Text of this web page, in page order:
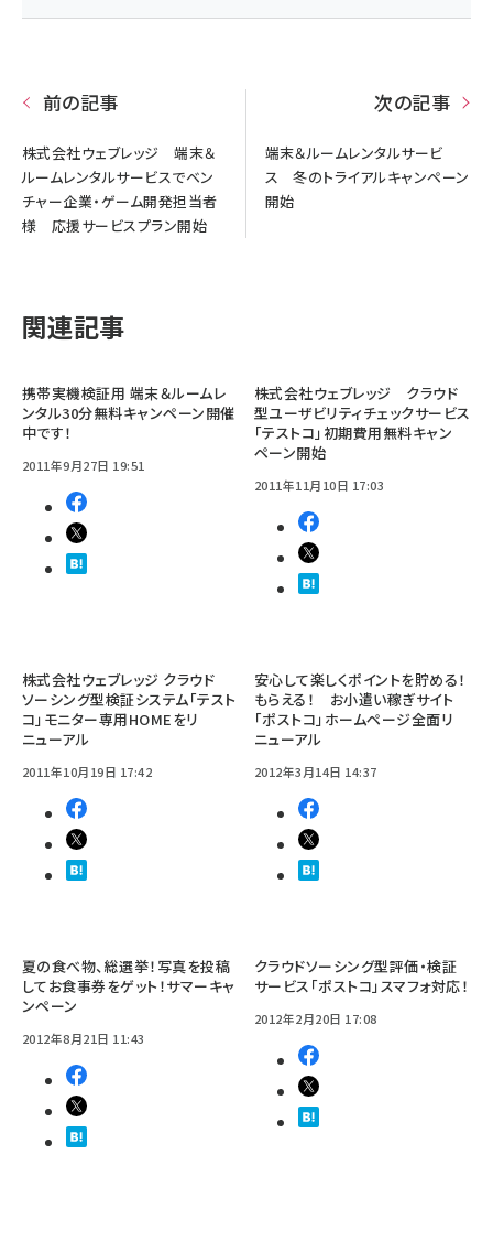
前の記事
株式会社ウェブレッジ 端末＆
ルームレンタルサービスでベン
チャー企業・ゲーム開発担当者
様 応援サービスプラン開始
次の記事
端末＆ルームレンタルサービ
ス 冬のトライアルキャンペーン
開始
関連記事
携帯実機検証用 端末＆ルームレ
ンタル30分無料キャンペーン開催
中です！
2011年9月27日 19:51
株式会社ウェブレッジ クラウド
型ユーザビリティチェックサービス
「テストコ」初期費用無料キャン
ペーン開始
2011年11月10日 17:03
株式会社ウェブレッジ クラウド
ソーシング型検証システム「テスト
コ」モニター専用HOMEをリ
ニューアル
2011年10月19日 17:42
安心して楽しくポイントを貯める！
もらえる！ お小遣い稼ぎサイト
「ポストコ」ホームページ全面リ
ニューアル
2012年3月14日 14:37
夏の食べ物、総選挙！写真を投稿
してお食事券をゲット！サマーキャ
ンペーン
2012年8月21日 11:43
クラウドソーシング型評価・検証
サービス「ポストコ」スマフォ対応！
2012年2月20日 17:08